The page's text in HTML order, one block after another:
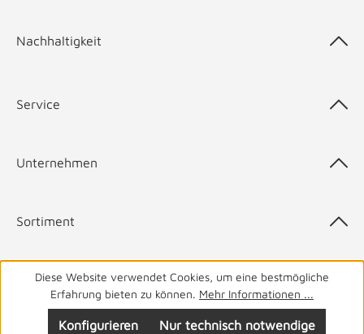
Nachhaltigkeit
Service
Unternehmen
Sortiment
Top-Marken
Diese Website verwendet Cookies, um eine bestmögliche
Erfahrung bieten zu können. Mehr Informationen ...
Nur technisch notwendige
Konfigurieren